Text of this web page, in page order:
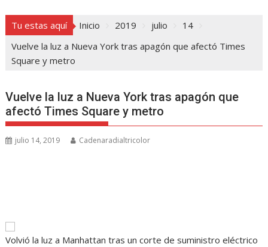
Tu estas aquí Inicio 2019 julio
14
Vuelve la luz a Nueva York tras apagón que afectó Times
Square y metro
Vuelve la luz a Nueva York tras apagón que
afectó Times Square y metro
julio 14, 2019 Cadenaradialtricolor
Volvió la luz a Manhattan tras un corte de suministro eléctrico